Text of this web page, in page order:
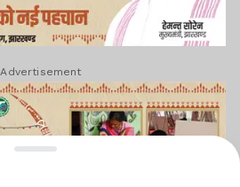
Advertisement